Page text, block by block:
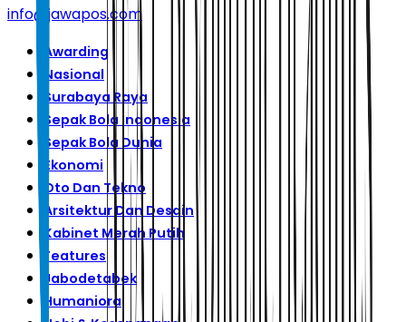
info@jawapos.com
Awarding
Nasional
Surabaya Raya
Sepak Bola Indonesia
Sepak Bola Dunia
Ekonomi
Oto Dan Tekno
Arsitektur Dan Desain
Kabinet Merah Putih
Features
Jabodetabek
Humaniora